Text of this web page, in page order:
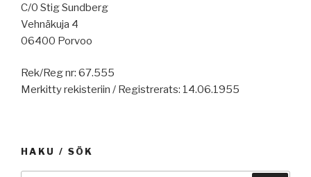
C/0 Stig Sundberg
Vehnäkuja 4
06400 Porvoo
Rek/Reg nr: 67.555
Merkitty rekisteriin / Registrerats: 14.06.1955
HAKU / SÖK